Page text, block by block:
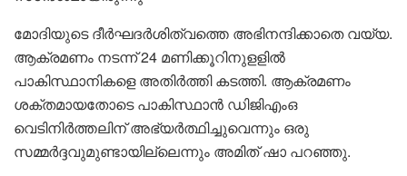
മോദിയുടെ ദീർഘദർശിത്വത്തെ അഭിനന്ദിക്കാതെ വയ്യ.
ആക്രമണം നടന്ന് 24 മണിക്കൂറിനുളളിൽ
പാകിസ്ഥാനികളെ അതിർത്തി കടത്തി. ആക്രമണം
ശക്തമായതോടെ പാകിസ്ഥാൻ ഡിജിഎംഒ
വെടിനിർത്തലിന് അഭ്യർത്ഥിച്ചുവെന്നും ഒരു
സമ്മർദ്ദവുമുണ്ടായില്ലെന്നും അമിത് ഷാ പറഞ്ഞു.